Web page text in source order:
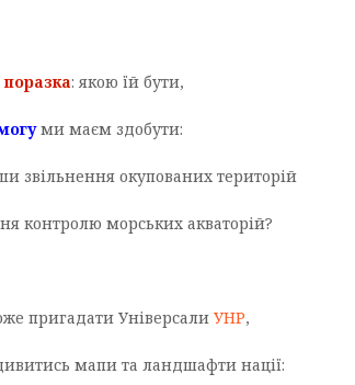
: якою їй бути,
ми маєм здобути:
звільнення окупованих територій
контролю морських акваторій?
пригадати Універсали УНР,
мапи та ландшафти нації: